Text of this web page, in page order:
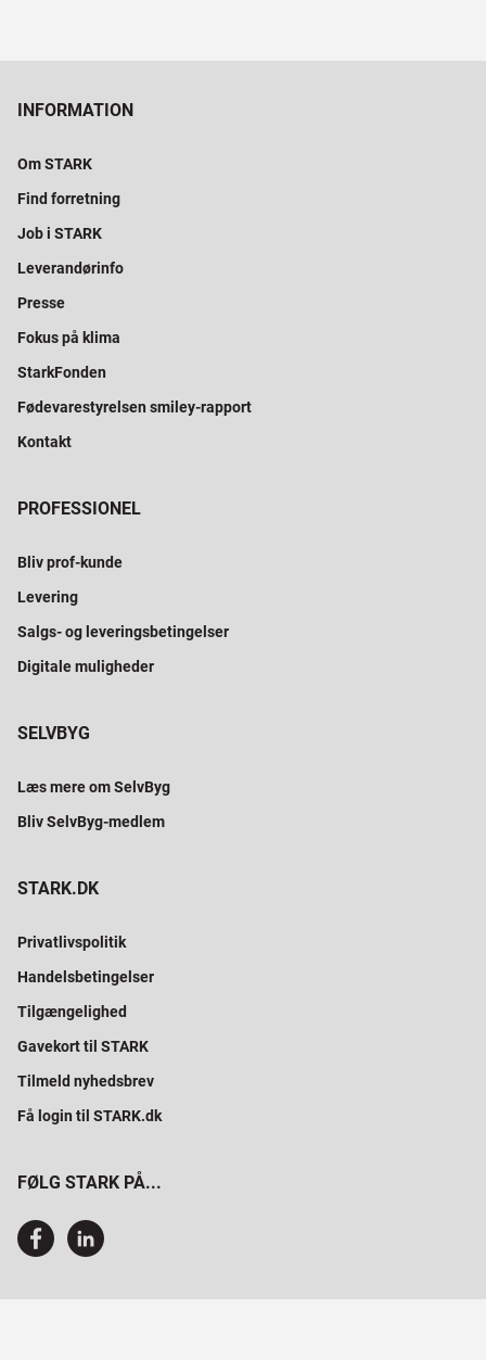
INFORMATION
Om STARK
Find forretning
Job i STARK
Leverandørinfo
Presse
Fokus på klima
StarkFonden
Fødevarestyrelsen smiley-rapport
Kontakt
PROFESSIONEL
Bliv prof-kunde
Levering
Salgs- og leveringsbetingelser
Digitale muligheder
SELVBYG
Læs mere om SelvByg
Bliv SelvByg-medlem
STARK.DK
Privatlivspolitik
Handelsbetingelser
Tilgængelighed
Gavekort til STARK
Tilmeld nyhedsbrev
Få login til STARK.dk
FØLG STARK PÅ...